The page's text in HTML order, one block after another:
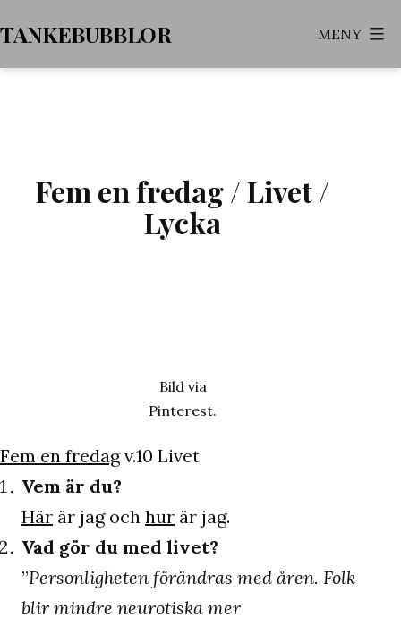
till
innehåll
TANKEBUBBLOR MENY
Fem en fredag / Livet /
Lycka
Bild via
Pinterest.
Fem en fredagv.10 Livet
Vem är du?
Här är jag och hur är jag.
Vad gör du med livet?
”Personligheten förändras med åren. Folk
blir mindre neurotiska mer